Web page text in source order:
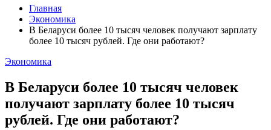
Главная
Экономика
В Беларуси более 10 тысяч человек получают зарплату
более 10 тысяч рублей. Где они работают?
Экономика
В Беларуси более 10 тысяч человек
получают зарплату более 10 тысяч
рублей. Где они работают?